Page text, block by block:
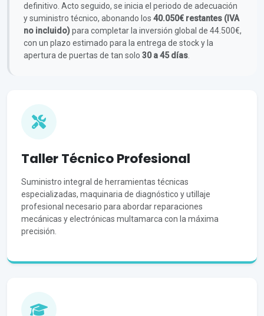
definitivo. Acto seguido, se inicia el periodo de adecuación
y suministro técnico, abonando los 40.050€ restantes (IVA
no incluido)para completar la inversión global de 44.500€,
con un plazo estimado para la entrega de stock y la
apertura de puertas de tan solo 30 a 45 días
Taller Técnico Profesional
Suministro integral de herramientas técnicas
especializadas, maquinaria de diagnóstico y utillaje
profesional necesario para abordar reparaciones
mecánicas y electrónicas multamarca con la máxima
precisión.